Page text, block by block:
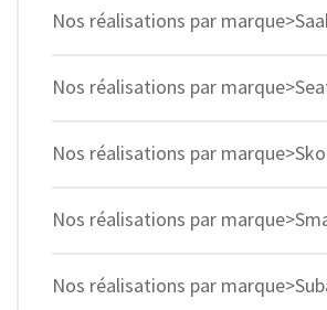
Nos réalisations par
Nos réalisations par
Nos réalisations par
Nos réalisations par
Nos réalisations par